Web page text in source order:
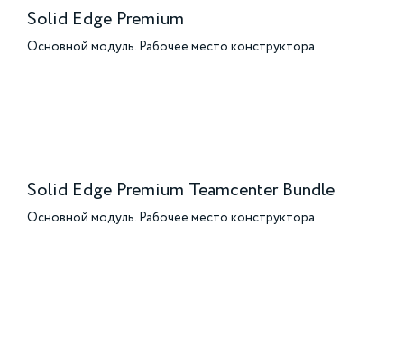
Solid Edge Premium
Основной модуль. Рабочее место конструктора
Solid Edge Premium Teamcenter Bundle
Основной модуль. Рабочее место конструктора